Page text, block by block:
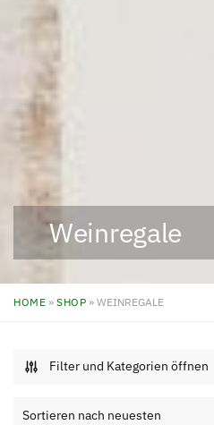
Weinregale
HOME » SHOP » WEINREGALE
Filter und Kategorien öffnen